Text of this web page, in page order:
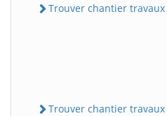
Trouver chantier travaux
Trouver chantier travaux